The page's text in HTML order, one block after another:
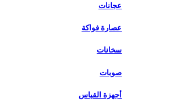
عجانات
عصارة فواكة
سخانات
صوبات
أجهزة القياس